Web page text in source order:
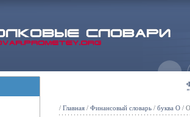
/ Главная / Финансовый словарь / буква О /